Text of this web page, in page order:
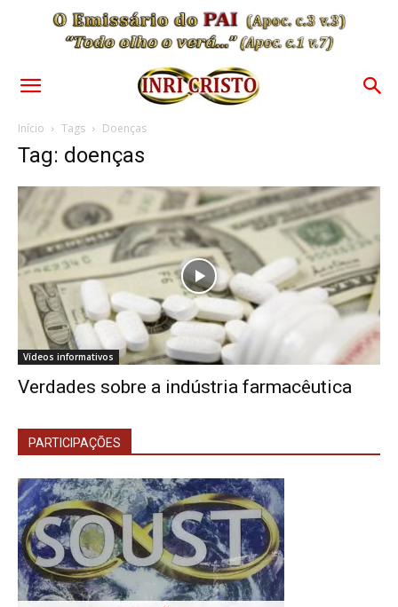
Início Tags Doenças
Tag: doenças
Vídeos informativos
Verdades sobre a indústria farmacêutica
PARTICIPAÇÕES